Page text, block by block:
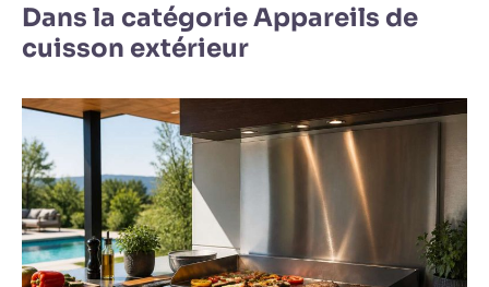
Dans la catégorie Appareils de
cuisson extérieur